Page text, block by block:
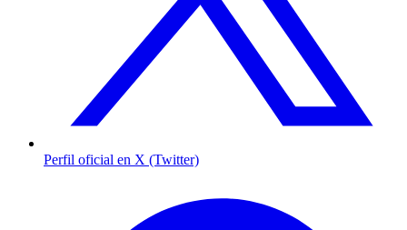
Perfil oficial en X (Twitter)